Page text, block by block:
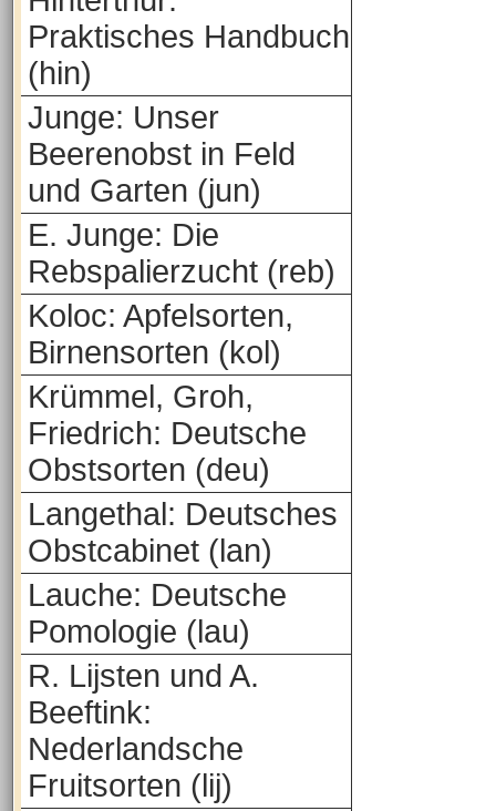
Praktisches Handbuch
(hin)
Junge: Unser
Beerenobst in Feld
und Garten (jun)
E. Junge: Die
Rebspalierzucht (reb)
Koloc: Apfelsorten,
Birnensorten (kol)
Krümmel, Groh,
Friedrich: Deutsche
Obstsorten (deu)
Langethal: Deutsches
Obstcabinet (lan)
Lauche: Deutsche
Pomologie (lau)
R. Lijsten und A.
Beeftink:
Nederlandsche
Fruitsorten (lij)